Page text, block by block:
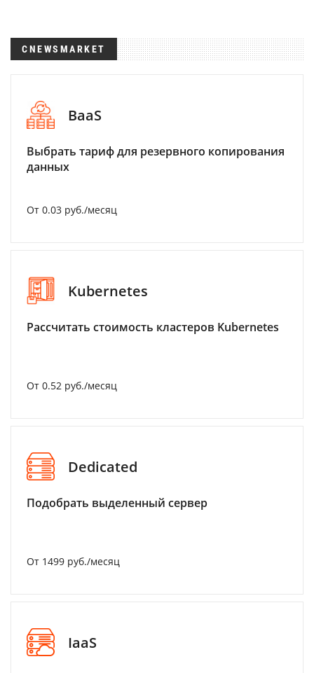
CNEWSMARKET
BaaS
Выбрать тариф для резервного копирования
данных
От 0.03 руб./месяц
Kubernetes
Рассчитать стоимость кластеров Kubernetes
От 0.52 руб./месяц
Dedicated
Подобрать выделенный сервер
От 1499 руб./месяц
IaaS